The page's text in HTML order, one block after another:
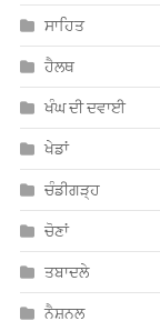
ਸਾਹਿਤ
ਹੈਲਥ
ਖੰਘ ਦੀ ਦਵਾਈ
ਖੇਡਾਂ
ਚੰਡੀਗੜ੍ਹ
ਚੋਣਾਂ
ਤਬਾਦਲੇ
ਨੈਸ਼ਨਲ